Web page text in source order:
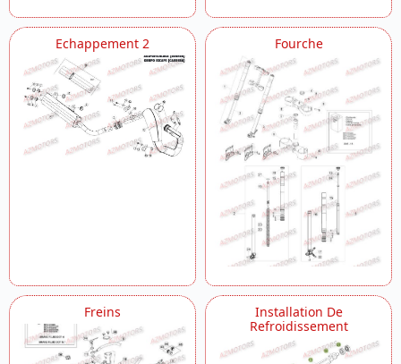
Echappement 2 Fourche
Freins
Installation De
Refroidissement